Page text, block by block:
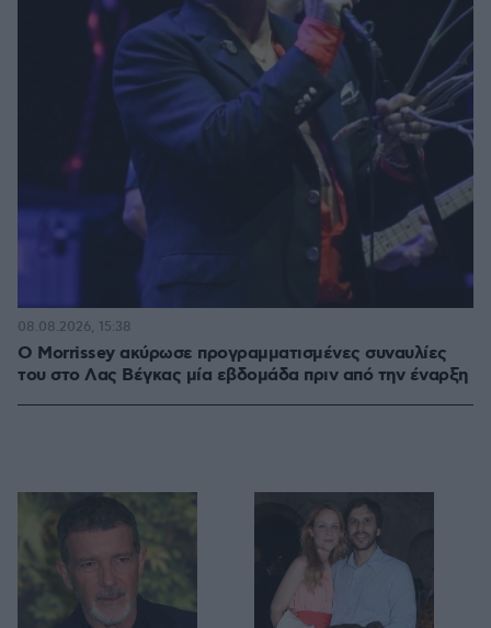
Ο Morrissey ακύρωσε προγραμματισμένες συναυλίες
του στο Λας Βέγκας μία εβδομάδα πριν από την έναρξη
08.08.2026, 15:38